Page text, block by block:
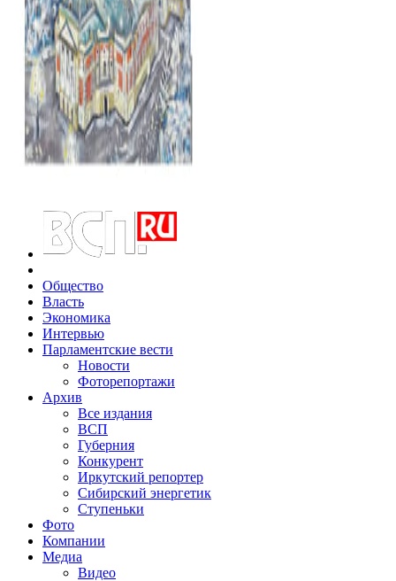
Общество
Власть
Экономика
Интервью
Парламентские вести
Новости
Фоторепортажи
Архив
Все издания
ВСП
Губерния
Конкурент
Иркутский репортер
Сибирский энергетик
Ступеньки
Фото
Компании
Медиа
Видео